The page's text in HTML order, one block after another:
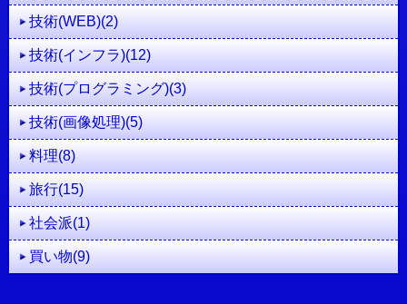
技術(WEB)(2)
技術(インフラ)(12)
技術(プログラミング)(3)
技術(画像処理)(5)
料理(8)
旅行(15)
社会派(1)
買い物(9)